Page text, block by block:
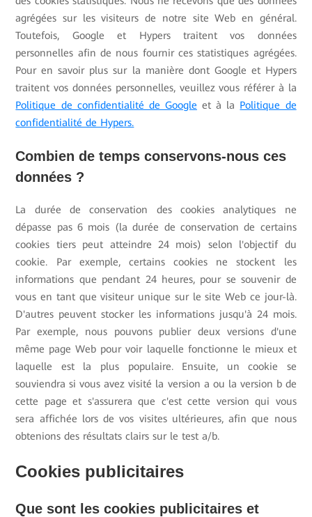
agrégées sur les visiteurs de notre site Web en général.
Toutefois, Google et Hypers traitent vos données
personnelles afin de nous fournir ces statistiques agrégées.
Pour en savoir plus sur la manière dont Google et Hypers
traitent vos données personnelles, veuillez vous référer à la
Politique de confidentialité de Google et à la Politique de
confidentialité de Hypers.
Combien de temps conservons-nous ces
données ?
La durée de conservation des cookies analytiques ne
dépasse pas 6 mois (la durée de conservation de certains
cookies tiers peut atteindre 24 mois) selon l'objectif du
cookie. Par exemple, certains cookies ne stockent les
informations que pendant 24 heures, pour se souvenir de
vous en tant que visiteur unique sur le site Web ce jour-là.
D'autres peuvent stocker les informations jusqu'à 24 mois.
Par exemple, nous pouvons publier deux versions d'une
même page Web pour voir laquelle fonctionne le mieux et
laquelle est la plus populaire. Ensuite, un cookie se
souviendra si vous avez visité la version a ou la version b de
cette page et s'assurera que c'est cette version qui vous
sera affichée lors de vos visites ultérieures, afin que nous
obtenions des résultats clairs sur le test a/b.
Cookies publicitaires
Que sont les cookies publicitaires et